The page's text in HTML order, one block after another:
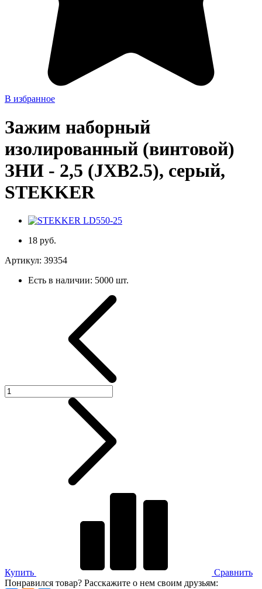
В избранное
Зажим наборный
изолированный (винтовой)
ЗНИ - 2,5 (JXB2.5), серый,
STEKKER
18 руб.
Артикул: 39354
Есть в наличии: 5000 шт.
Купить
Сравнить
Понравился товар? Расскажите о нем своим друзьям: